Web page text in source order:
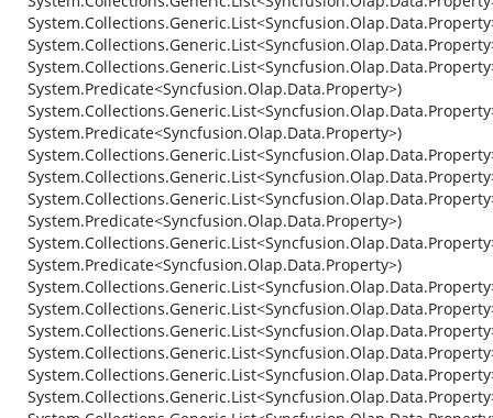
System.Predicate<Syncfusion.Olap.Data.Property>)
System.Predicate<Syncfusion.Olap.Data.Property>)
System.Predicate<Syncfusion.Olap.Data.Property>)
System.Predicate<Syncfusion.Olap.Data.Property>)